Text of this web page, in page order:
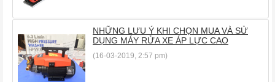
NHỮNG LƯU Ý KHI CHỌN MUA VÀ SỬ
DỤNG MÁY RỬA XE ÁP LỰC CAO
(16-03-2019, 2:57 pm)